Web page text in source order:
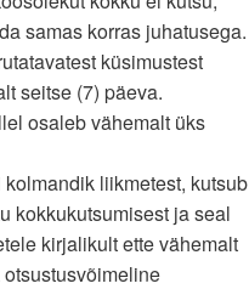
samas korras juhatusega.
küsimustest
seitse (7) päeva.
osaleb vähemalt üks
liikmetest, kutsub
kokkukutsumisest ja seal
kirjalikult ette vähemalt